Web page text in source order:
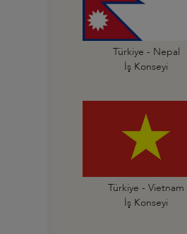
Türkiye - Nepal
İş Konseyi
Türkiye - Vietnam
İş Konseyi